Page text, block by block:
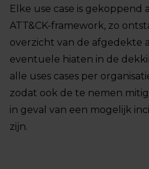
Elke use case is gekoppend
ATT&CK-framework, zo
overzicht van de afgedekte
eventuele hiaten in de
alle uses cases per
zodat ook de te nemen
in geval van een mogelijk
zijn.